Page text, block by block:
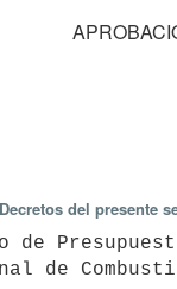
del presente
de